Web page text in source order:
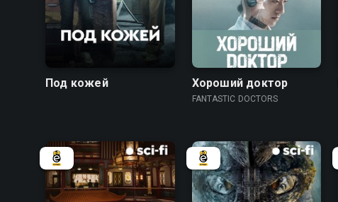
8.2 7.6
Под кожей
6.5
Хороший доктор
FANTASTIC DOCTORS